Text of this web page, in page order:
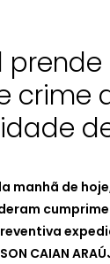
prende
crime
manhã de
CAIAN